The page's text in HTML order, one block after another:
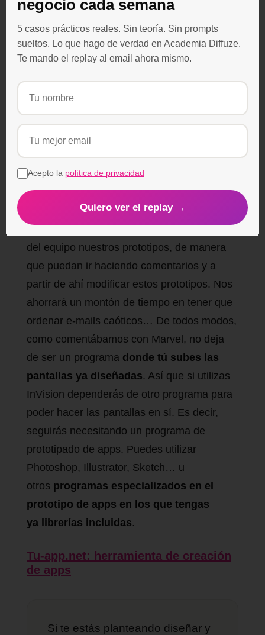
para poder tener más proyectos y en la
opción de “Team”, además, tenemos la
opción de tener hasta 5 usuarios conectados
Conclusiones finales
InVision es genial si nuestro interés es poder
del equipo nuestros prototipos, de manera
que puedan ir haciendo comentarios y a
partir de ahí modificar estos prototipos. Nos
ahorrará un montón de tiempo en tener que
ordenar e-mails caóticos… De todos modos,
como comentábamos con Marvel, no deja
de ser un programa donde tú subes las
pantallas ya diseñadas. Así que si utilizas
InVision dependerás de otro programa para
poder hacer las pantallas en sí. Es decir,
seguirás necesitando un programa de
prototipado de apps. Puedes utilizar
Photoshop, Illustrator, Sketch… u
otros programas especializados en el
prototipo de apps en los que tengas
ya librerías incluidas.
Tu-app.net: herramienta de creación
de apps
Si te estás planteando diseñar y
negocio cada semana
5 casos prácticos reales. Sin teoría. Sin prompts
sueltos. Lo que hago de verdad en Academia Diffuze.
Te mando el replay al email ahora mismo.
Acepto la política de privacidad
Quiero ver el replay →